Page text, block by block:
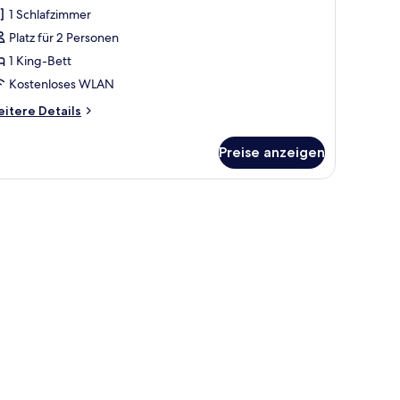
1 Schlafzimmer
Platz für 2 Personen
1 King-Bett
Kostenloses WLAN
Details
Preise anzeigen
Fernseher und einem durch eine offene Tür einsehbaren modernen